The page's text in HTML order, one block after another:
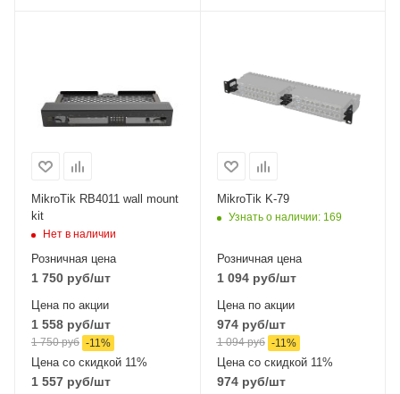
MikroTik RB4011 wall mount
kit
Нет в наличии
Розничная цена
1 750 руб/шт
Цена по акции
1 558 руб/шт
1 750руб -11%
Цена со скидкой 11%
1 557 руб/шт
MikroTik K-79
Узнать о наличии: 169
Розничная цена
1 094руб/шт
Цена по акции
974руб/шт
1 094руб -11%
Цена со скидкой 11%
974руб/шт